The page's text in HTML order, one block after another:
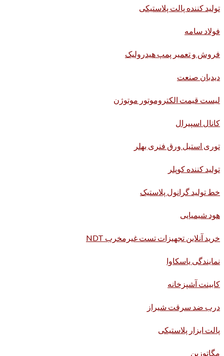
تولید کننده پالت پلاستیکی
فولاد سامه
فروش و تعمیر پمپ هیدرولیک
دیدبان صنعت
لیست قیمت الکتروموتور موتوژن
کانال اسپیرال
توری استیل ورق فنری بهلر
تولید کننده کوپلر
خط تولید گرانول پلاستیک
هود شیمیایی
خرید آنلاین تجهیزات تست غیرمخرب NDT
نمایندگی یاسکاوا
کابینت آشپزخانه
درب ضد سرقت شیراز
پالت ابزار پلاستیکی
مگاتوزین